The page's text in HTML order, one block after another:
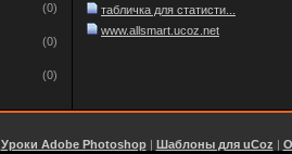
(0)
(0)
(0)
табличка для статисти...
www.allsmart.ucoz.net
Уроки Adobe Photoshop| Шаблоны для uCoz |